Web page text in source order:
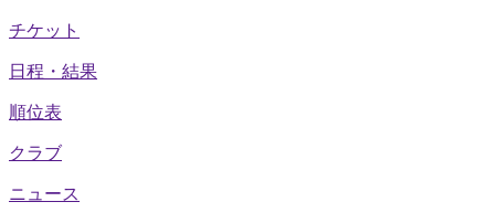
チケット
日程・結果
順位表
クラブ
ニュース